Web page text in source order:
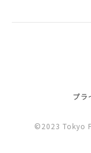
プラ
©2023 Tokyo